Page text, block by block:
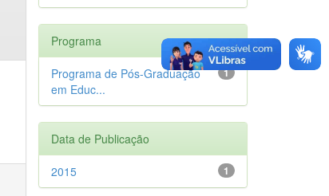
Programa
1
Programa de Pós-Graduação
em Educ...
Data de Publicação
1
2015